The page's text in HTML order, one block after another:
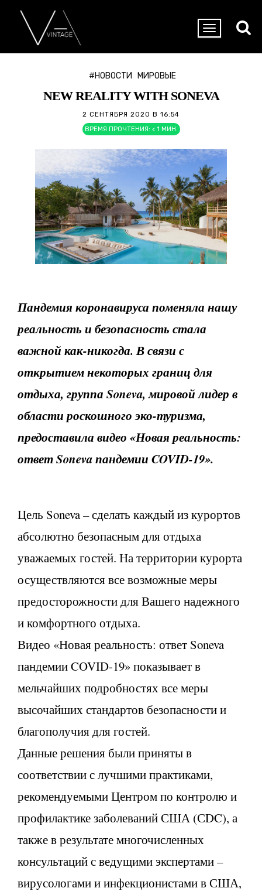
#НОВОСТИ МИРОВЫЕ
NEW REALITY WITH SONEVA
2 СЕНТЯБРЯ 2020 В 16:54
ВРЕМЯ ПРОЧТЕНИЯ: < 1 МИН.
Пандемия коронавируса поменяла нашу
реальность и безопасность стала
важной как-никогда. В связи с
открытием некоторых границ для
отдыха, группа Soneva, мировой лидер в
области роскошного эко-туризма,
предоставила видео «Новая реальность:
ответ Soneva пандемии COVID-19».
Цель Soneva – сделать каждый из курортов
абсолютно безопасным для отдыха
уважаемых гостей. На территории курорта
осуществляются все возможные меры
предосторожности для Вашего надежного
и комфортного отдыха.
Видео «Новая реальность: ответ Soneva
пандемии COVID-19» показывает в
мельчайших подробностях все меры
высочайших стандартов безопасности и
благополучия для гостей.
Данные решения были приняты в
соответствии с лучшими практиками,
рекомендуемыми Центром по контролю и
профилактике заболеваний США (СDC), а
также в результате многочисленных
консультаций с ведущими экспертами –
вирусологами и инфекционистами в США,